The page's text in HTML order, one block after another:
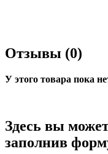
Отзывы (0)
У этого товара пока
Здесь вы
заполнив